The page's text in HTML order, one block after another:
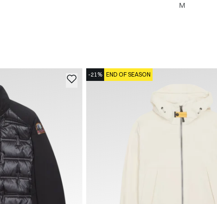
M
-21% END OF SEASON